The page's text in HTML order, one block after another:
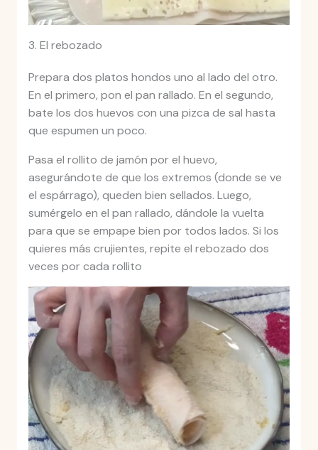
3. El rebozado
Prepara dos platos hondos uno al lado del otro.
En el primero, pon el pan rallado. En el segundo,
bate los dos huevos con una pizca de sal hasta
que espumen un poco.
Pasa el rollito de jamón por el huevo,
asegurándote de que los extremos (donde se ve
el espárrago), queden bien sellados. Luego,
sumérgelo en el pan rallado, dándole la vuelta
para que se empape bien por todos lados. Si los
quieres más crujientes, repite el rebozado dos
veces por cada rollito